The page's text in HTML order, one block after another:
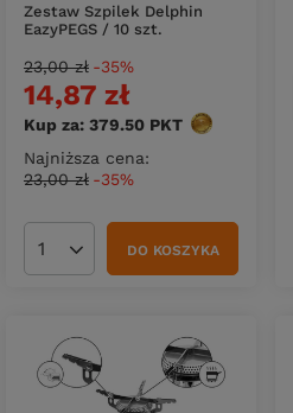
Zestaw Szpilek Delphin
EazyPEGS / 10 szt.
14,87 zł
Kup za: 379.50 PKT punktów
Najniższa cena:
23,00 zł -35%
23,00 zł -35%
Ilość produktówDO KOSZYKA